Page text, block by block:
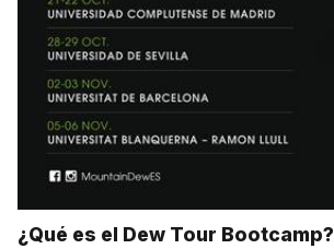
¿Qué es el Dew Tour Bootcamp?